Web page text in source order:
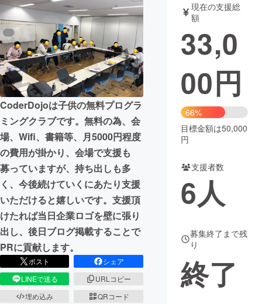
テクノロジー・ガジェット
映像・映画 書籍・雑誌
ビジネス・起業 チャレンジ
まちづくり・地域活性化
CAMPFIRE for Social Good
CAMPFIRE Creation
CAMPFIREふるさと納税
コミュニティ
CoderDojoは子供の無料プログラ
ミングクラブです。無料の為、会
場、Wifi、書籍等、月5000円程度
の費用が掛かり、会場で支援も
募っていますが、持ち出しも多
く、今後続けていくにあたり支援
いただけると嬉しいです。支援頂
けたれば当日企業ロゴを壁に張り
出し、後日ブログ掲載することで
PRに貢献します。
ポスト
シェア
LINEで送る
URLコピー
埋め込み
QRコード
現在の支援総
額
33,0
00円
66%
目標金額は50,000
円
支援者数
6人
募集終了まで残
り
終了